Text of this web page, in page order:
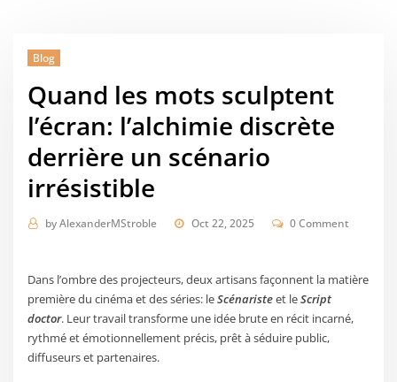
Blog
Quand les mots sculptent
l’écran: l’alchimie discrète
derrière un scénario
irrésistible
byAlexanderMStroble Oct 22, 2025 0 Comment
Dans l’ombre des projecteurs, deux artisans façonnent la matière
première du cinéma et des séries: leScénaristeet leScript
doctor. Leur travail transforme une idée brute en récit incarné,
rythmé et émotionnellement précis, prêt à séduire public,
diffuseurs et partenaires.